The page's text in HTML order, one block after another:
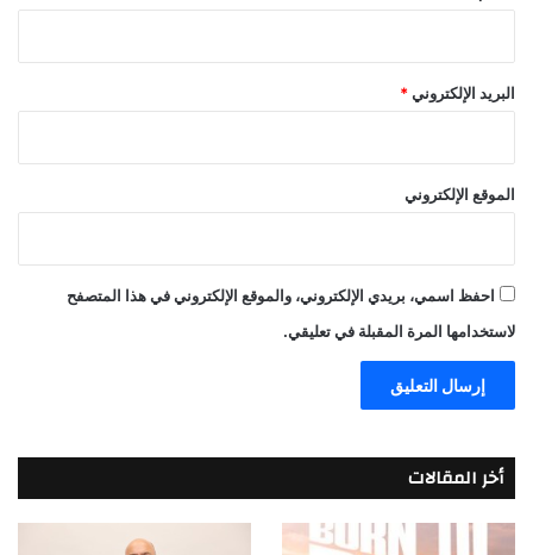
البريد الإلكتروني *
الموقع الإلكتروني
احفظ اسمي، بريدي الإلكتروني، والموقع الإلكتروني في هذا المتصفح
لاستخدامها المرة المقبلة في تعليقي.
أخر المقالات